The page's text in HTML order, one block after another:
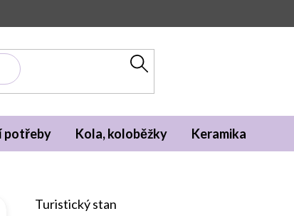
potřeby Kola, koloběžky Keramika
Turistický stan